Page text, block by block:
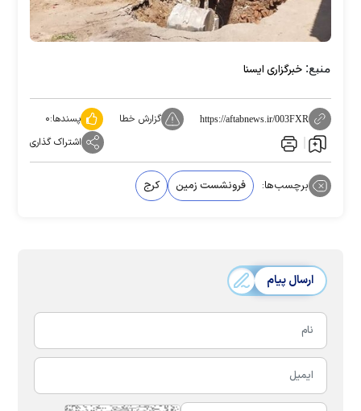
منبع: خبرگزاری ایسنا
https://aftabnews.ir/003FXR گزارش خطا پسندها:۰
اشتراک گذاری
برچسب‌ها: فرونشست زمین کرج
ارسال پیام